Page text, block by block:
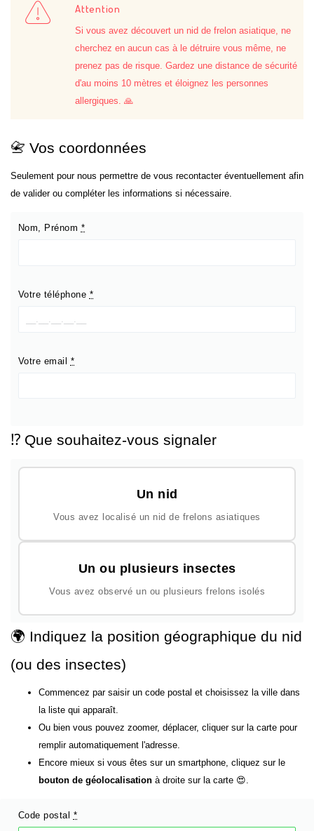
Attention
Si vous avez découvert un nid de frelon asiatique, ne
cherchez en aucun cas à le détruire vous même, ne
prenez pas de risque. Gardez une distance de sécurité
d'au moins 10 mètres et éloignez les personnes
allergiques. 🙏
📇 Vos coordonnées
Seulement pour nous permettre de vous recontacter éventuellement afin
de valider ou compléter les informations si nécessaire.
Nom, Prénom *
Votre téléphone *
Votre email *
⁉️ Que souhaitez-vous signaler
Un nid
Vous avez localisé un nid de frelons asiatiques
Un ou plusieurs insectes
Vous avez observé un ou plusieurs frelons isolés
🌍 Indiquez la position géographique du nid
(ou des insectes)
Commencez par saisir un code postal et choisissez la ville dans
la liste qui apparaît.
Ou bien vous pouvez zoomer, déplacer, cliquer sur la carte pour
remplir automatiquement l'adresse.
Encore mieux si vous êtes sur un smartphone, cliquez sur le
bouton de géolocalisation à droite sur la carte 😍.
Code postal *